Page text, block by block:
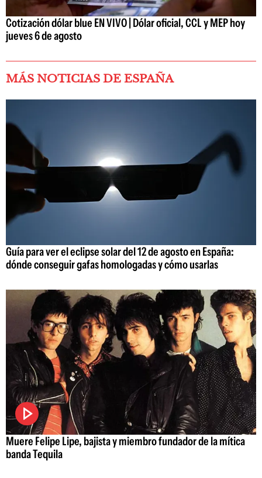
Cotización dólar blue EN VIVO | Dólar oficial, CCL y MEP hoy
jueves 6 de agosto
MÁS NOTICIAS DE ESPAÑA
Guía para ver el eclipse solar del 12 de agosto en España:
dónde conseguir gafas homologadas y cómo usarlas
Muere Felipe Lipe, bajista y miembro fundador de la mítica
banda Tequila